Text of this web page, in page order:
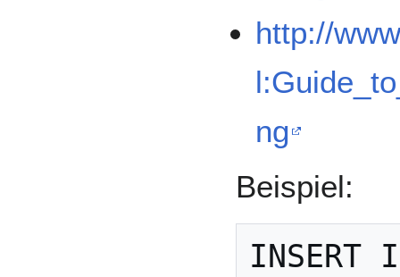
http://
ng
Beispiel: